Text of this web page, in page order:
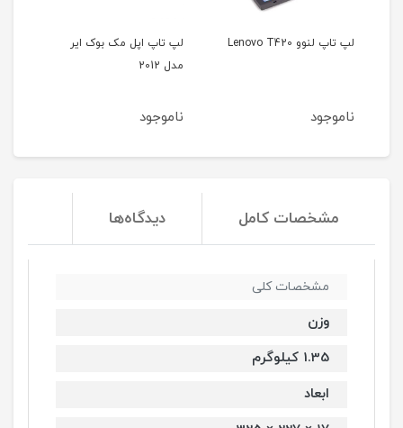
لپ تاپ لنوو Lenovo T420
ناموجود
لپ تاپ اپل مک بوک ایر
مدل 2012
ناموجود
مشخصات کامل دیدگاه‌ها
مشخصات کلی
وزن
1.35 کیلوگرم
ابعاد